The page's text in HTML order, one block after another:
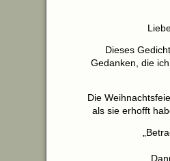
Dieses
Gedanken, die
Die
als sie erhofft